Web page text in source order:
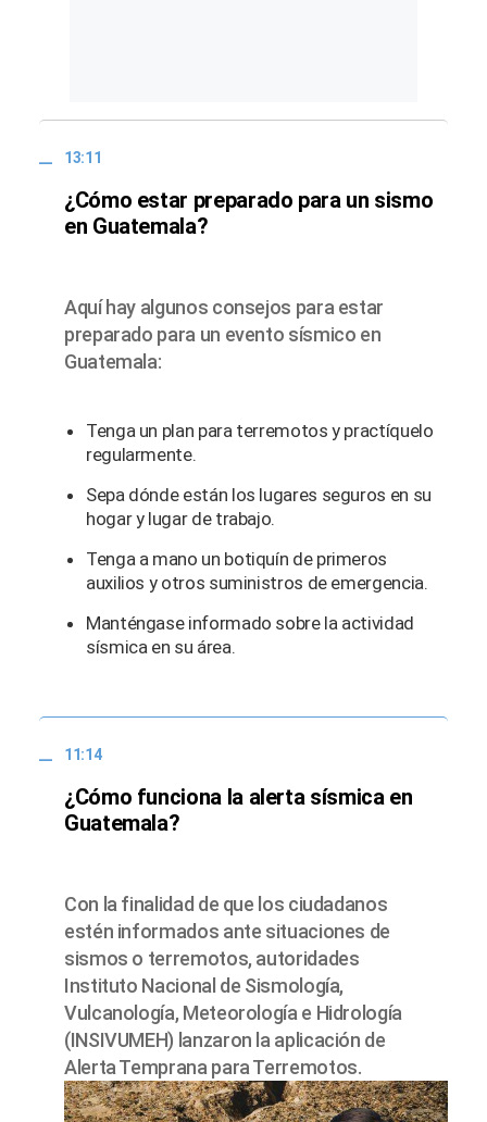
13:11
¿Cómo estar preparado para un sismo
en Guatemala?
Aquí hay algunos consejos para estar
preparado para un evento sísmico en
Guatemala:
Tenga un plan para terremotos y practíquelo
regularmente.
Sepa dónde están los lugares seguros en su
hogar y lugar de trabajo.
Tenga a mano un botiquín de primeros
auxilios y otros suministros de emergencia.
Manténgase informado sobre la actividad
sísmica en su área.
11:14
¿Cómo funciona la alerta sísmica en
Guatemala?
Con la finalidad de que los ciudadanos
estén informados ante situaciones de
sismos o terremotos, autoridades
Instituto Nacional de Sismología,
Vulcanología, Meteorología e Hidrología
(INSIVUMEH) lanzaron la aplicación de
Alerta Temprana para Terremotos.